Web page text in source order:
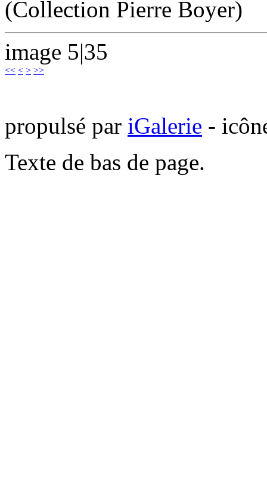
(Collection Pierre Boyer)
image 5|35
<< < > >>
propulsé par iGalerie -
Texte de bas de page.